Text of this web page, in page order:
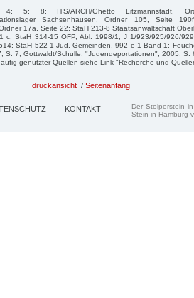
5; 8; ITS/ARCH/Ghetto Litzmannstadt,
Sachsenhausen, Ordner 105, Seite
17a, Seite 22; StaH 213-8 Staatsanwaltschaft
StaH 314-15 OFP, Abl. 1998/1, J 1/923/925/926/
StaH 522-1 Jüd. Gemeinden, 992 e 1 Band 1;
S. 7; Gottwaldt/Schulle, "Judendeportationen", 2005, S.
genutzter Quellen siehe Link "Recherche und
druckansicht / Seitenanfang
KONTAKT
Der Stolperstein
Stein in Hamburg